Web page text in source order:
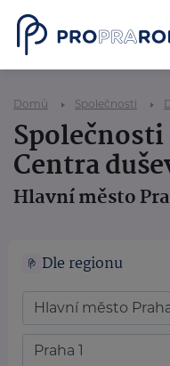
Domů Společnosti
Centra
Hlavní město
Dle regionu